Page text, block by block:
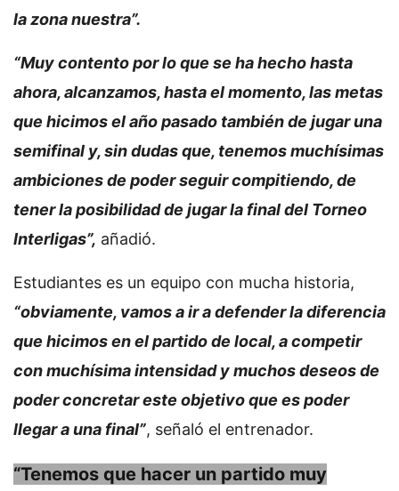
la zona nuestra”.
“Muy contento por lo que se ha hecho hasta
ahora, alcanzamos, hasta el momento, las metas
que hicimos el año pasado también de jugar una
semifinal y, sin dudas que, tenemos muchísimas
ambiciones de poder seguir compitiendo, de
tener la posibilidad de jugar la final del Torneo
Interligas”, añadió.
Estudiantes es un equipo con mucha historia,
“obviamente, vamos a ir a defender la diferencia
que hicimos en el partido de local, a competir
con muchísima intensidad y muchos deseos de
poder concretar este objetivo que es poder
llegar a una final”, señaló el entrenador.
“Tenemos que hacer un partido muy